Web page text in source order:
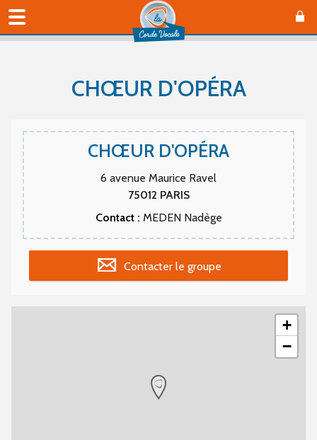
CHŒUR D'OPÉRA
CHŒUR D'OPÉRA
6 avenue Maurice Ravel
75012 PARIS
Contact : MEDEN Nadège
Contacter le groupe
+
−